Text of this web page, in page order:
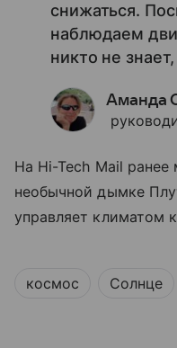
снижаться.
наблюдаем
никто не
Аманда
На Hi-Tech Mail
необычной дымке
управляет климатом
космос Солнце